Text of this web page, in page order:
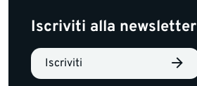
Iscriviti alla newsletter
Iscriviti